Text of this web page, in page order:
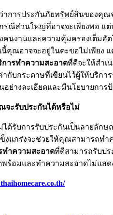
การประกันภัยทรัพย์สินของคุ
กรณีส่วนใหญ่ที่อาจจะเพียงพอ
คนงานและความคุ้มครองเต็ม
ณอาจจะอยู่ในตะขอไม่เพียง
การทำความสะอาดที่ดีจะให้สำเ
กับกระดาษที่เขียนไว้ผู้ให้บริ
ย่างละเอียดและมีนโยบายการ
จะรับประกันได้หรือไม่
ด้รับการรับประกันเป็นลายลักษ
งแกร่งจะช่วยให้คุณสามารถ
ทำความสะอาดที่ดีสามารถรับป
ร้อมและทำความสะอาดไม่แส